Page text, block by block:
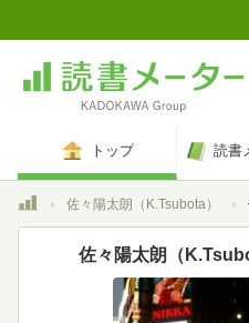
トップ 読書
トップ佐々陽太朗（K.Tsubota）
佐々陽太朗（